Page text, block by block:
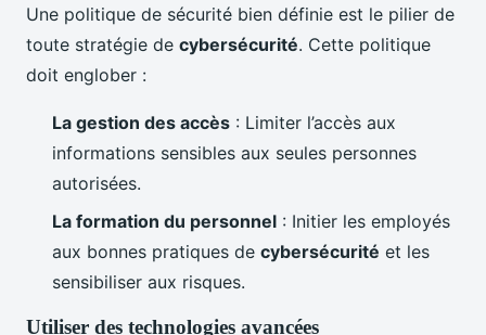
Une politique de sécurité bien définie est le pilier de
toute stratégie de cybersécurité. Cette politique
doit englober :
La gestion des accès : Limiter l’accès aux
informations sensibles aux seules personnes
autorisées.
La formation du personnel : Initier les employés
aux bonnes pratiques de cybersécurité et les
sensibiliser aux risques.
Utiliser des technologies avancées